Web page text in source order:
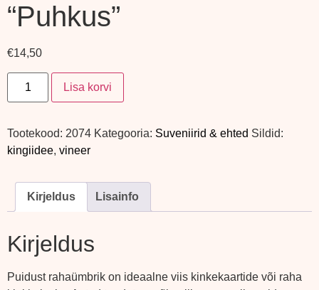
“Puhkus”
€14,50
Lisa korvi
Tootekood: 2074 Kategooria: Suveniirid & ehted Sildid:
kingiidee, vineer
Kirjeldus Lisainfo
Kirjeldus
Puidust rahaümbrik on ideaalne viis kinkekaartide või raha